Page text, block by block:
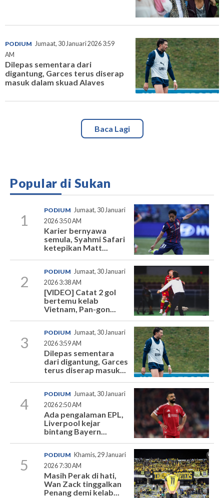
PODIUM Jumaat, 30 Januari 2026 3:59
AM
Dilepas sementara dari
digantung, Garces terus diserap
masuk dalam skuad Alaves
Baca Lagi
Popular di Sukan
1
PODIUM Jumaat, 30 Januari
2026 3:50 AM
Karier bernyawa
semula, Syahmi Safari
ketepikan Matt...
2
PODIUM Jumaat, 30 Januari
2026 3:38 AM
[VIDEO] Catat 2 gol
bertemu kelab
Vietnam, Pan-gon...
3
PODIUM Jumaat, 30 Januari
2026 3:59 AM
Dilepas sementara
dari digantung, Garces
terus diserap masuk...
4
PODIUM Jumaat, 30 Januari
2026 2:50 AM
Ada pengalaman EPL,
Liverpool kejar
bintang Bayern...
5
PODIUM Khamis, 29 Januari
2026 7:30 AM
Masih Perak di hati,
Wan Zack tinggalkan
Penang demi kelab...